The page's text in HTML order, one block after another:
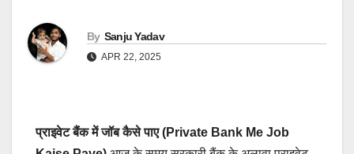
By Sanju Yadav
APR 22, 2025
प्राइवेट बैंक में जॉब कैसे पाए (Private Bank Me Job